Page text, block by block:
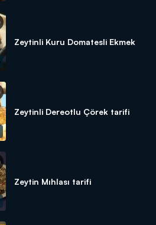
Zeytinli Kuru Domatesli Ekmek
Zeytinli Dereotlu Çörek tarifi
Zeytin Mıhlası tarifi